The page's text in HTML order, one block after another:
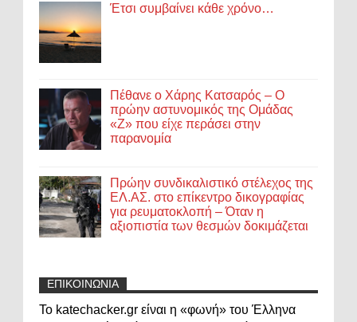
Έτσι συμβαίνει κάθε χρόνο…
Πέθανε ο Χάρης Κατσαρός – Ο
πρώην αστυνομικός της Ομάδας
«Ζ» που είχε περάσει στην
παρανομία
Πρώην συνδικαλιστικό στέλεχος της
ΕΛ.ΑΣ. στο επίκεντρο δικογραφίας
για ρευματοκλοπή – Όταν η
αξιοπιστία των θεσμών δοκιμάζεται
ΕΠΙΚΟΙΝΩΝΙΑ
Το katechacker.gr είναι η «φωνή» του Έλληνα